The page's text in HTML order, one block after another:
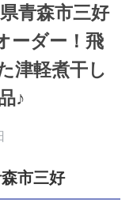
青森市三好
ーダー！飛
津軽煮干し
♪
市三好